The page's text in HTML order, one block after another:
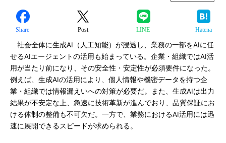
Share Post LINE Hatena
社会全体に生成AI（人工知能）が浸透し、業務の一部をAIに任
せるAIエージェントの活用も始まっている。企業・組織ではAI活
用が当たり前になり、その安全性・安定性が必須要件になった。
例えば、生成AIの活用により、個人情報や機密データを持つ企
業・組織では情報漏えいへの対策が必要だ。また、生成AIは出力
結果が不安定な上、急速に技術革新が進んでおり、品質保証にお
ける体制の整備も不可欠だ。一方で、業務におけるAI活用には迅
速に展開できるスピードが求められる。